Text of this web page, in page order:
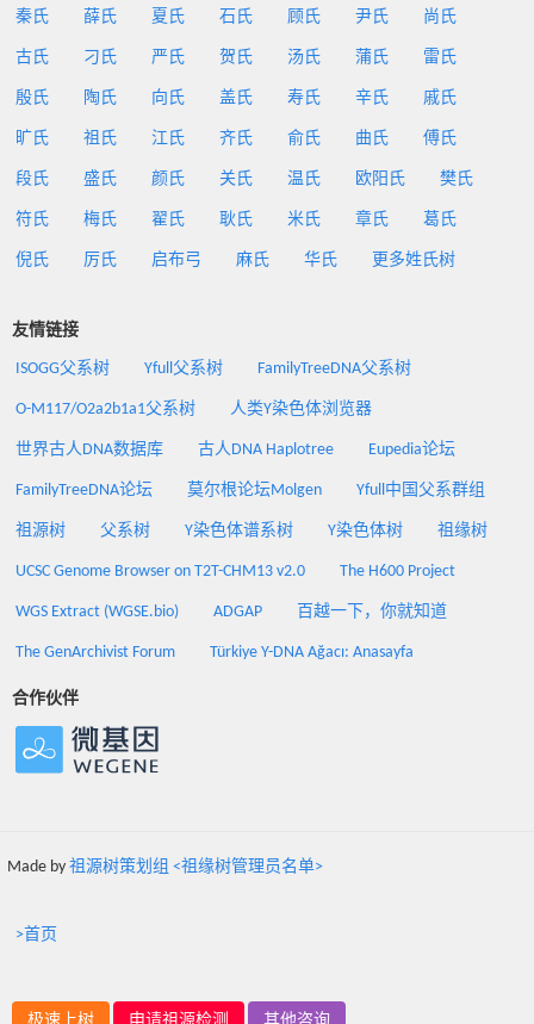
秦氏 薛氏 夏氏 石氏 顾氏 尹氏 尚氏
古氏 刁氏 严氏 贺氏 汤氏 蒲氏 雷氏
殷氏 陶氏 向氏 盖氏 寿氏 辛氏 戚氏
旷氏 祖氏 江氏 齐氏 俞氏 曲氏 傅氏
段氏 盛氏 颜氏 关氏 温氏 欧阳氏 樊氏
符氏 梅氏 翟氏 耿氏 米氏 章氏 葛氏
倪氏 厉氏 启布弓 麻氏 华氏 更多姓氏树
友情链接
ISOGG父系树 Yfull父系树 FamilyTreeDNA父系树
O-M117/O2a2b1a1父系树 人类Y染色体浏览器
世界古人DNA数据库 古人DNA Haplotree Eupedia论坛
FamilyTreeDNA论坛 莫尔根论坛Molgen Yfull中国父系群组
祖源树 父系树 Y染色体谱系树 Y染色体树 祖缘树
UCSC Genome Browser on T2T-CHM13 v2.0 The H600 Project
WGS Extract (WGSE.bio) ADGAP 百越一下，你就知道
The GenArchivist Forum Türkiye Y-DNA Ağacı: Anasayfa
合作伙伴
Made by 祖源树策划组 <祖缘树管理员名单>
>首页